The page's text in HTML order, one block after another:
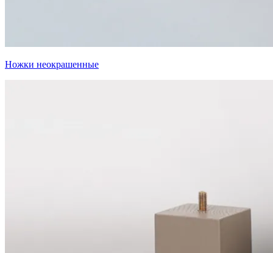
Ножки неокрашенные